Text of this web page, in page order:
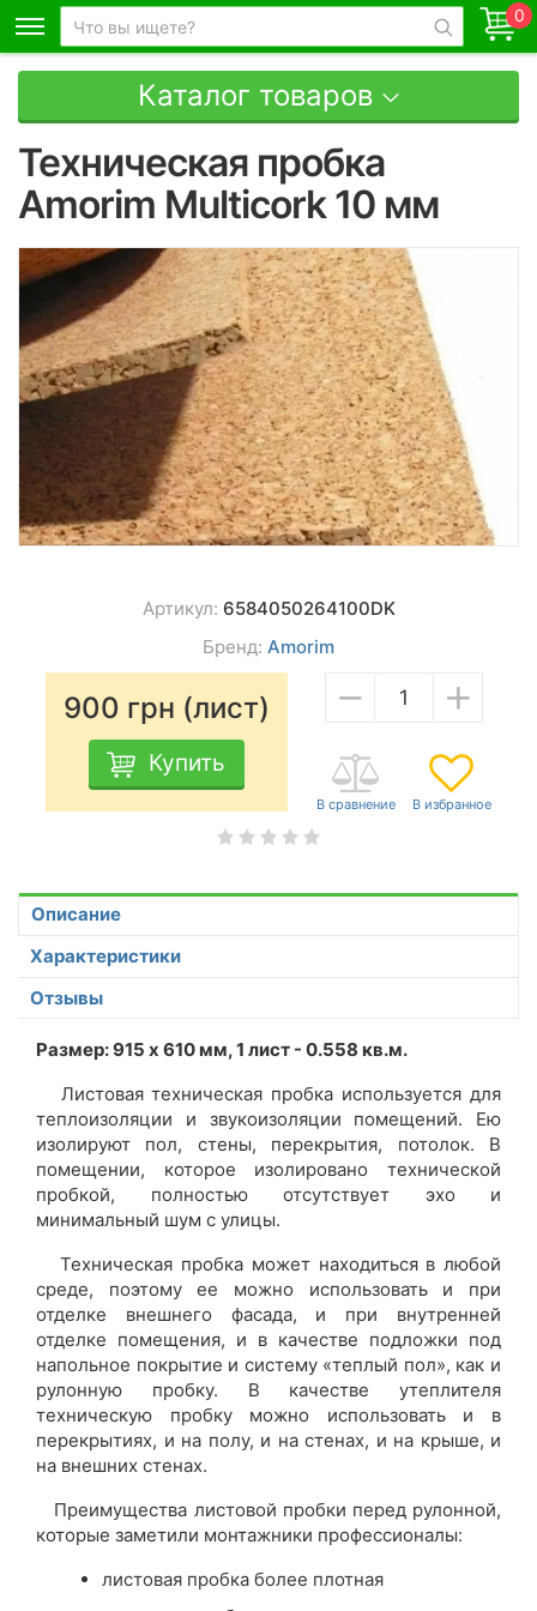
0
Каталог товаров
Техническая пробка
Amorim Multicork 10 мм
Артикул: 6584050264100DK
Бренд: Amorim
900 грн (лист)
Купить
− +
Описание
Характеристики
Отзывы
Размер: 915 х 610 мм, 1 лист - 0.558 кв.м.
Листовая техническая пробка используется для
теплоизоляции и звукоизоляции помещений. Ею
изолируют пол, стены, перекрытия, потолок. В
помещении, которое изолировано технической
пробкой, полностью отсутствует эхо и
минимальный шум с улицы.
Техническая пробка может находиться в любой
среде, поэтому ее можно использовать и при
отделке внешнего фасада, и при внутренней
отделке помещения, и в качестве подложки под
напольное покрытие и систему «теплый пол», как и
рулонную пробку. В качестве утеплителя
техническую пробку можно использовать и в
перекрытиях, и на полу, и на стенах, и на крыше, и
на внешних стенах.
Преимущества листовой пробки перед рулонной,
которые заметили монтажники профессионалы:
листовая пробка более плотная